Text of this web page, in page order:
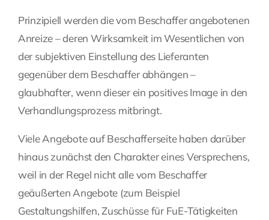
Prinzipiell werden die vom Beschaffer angebotenen
Anreize – deren Wirksamkeit im Wesentlichen von
der subjektiven Einstellung des Lieferanten
gegenüber dem Beschaffer abhängen –
glaubhafter, wenn dieser ein positives Image in den
Verhandlungsprozess mitbringt.
Viele Angebote auf Beschafferseite haben darüber
hinaus zunächst den Charakter eines Versprechens,
weil in der Regel nicht alle vom Beschaffer
geäußerten Angebote (zum Beispiel
Gestaltungshilfen, Zuschüsse für FuE-Tätigkeiten